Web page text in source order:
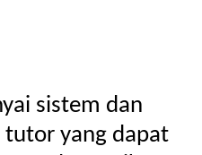
sistem dan
tutor yang dapat